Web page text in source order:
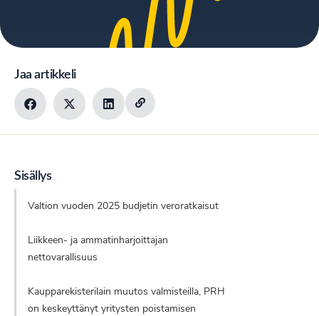
Jaa artikkeli
Sisällys
Valtion vuoden 2025 budjetin veroratkaisut
Liikkeen- ja ammatinharjoittajan
nettovarallisuus
Kaupparekisterilain muutos valmisteilla, PRH
on keskeyttänyt yritysten poistamisen